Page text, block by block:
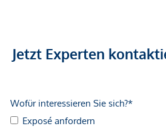
Jetzt Experten